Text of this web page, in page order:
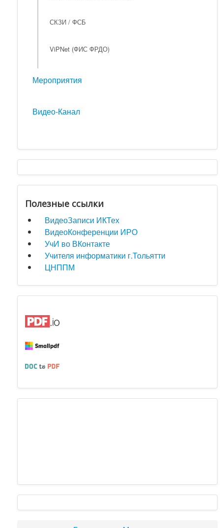
СКЗИ / ФСБ
ViPNet (ФИС ФРДО)
Мероприятия
Видео-Канал
Полезные ссылки
ВидеоЗаписи ИКТех
ВидеоКонференции ИРО
УчИ во ВКонтакте
Учителя информатики г.Тольятти
ЦНППМ